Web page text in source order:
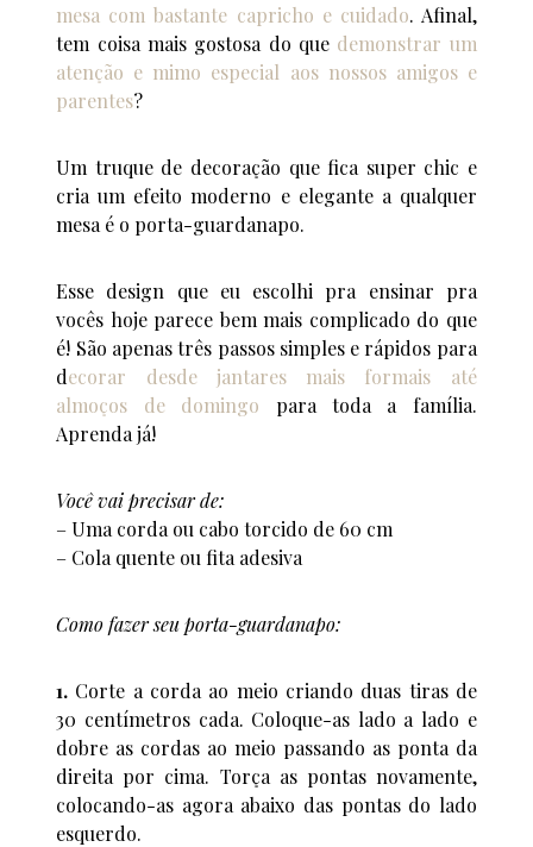
mesa com bastante capricho e cuidado. Afinal,
tem coisa mais gostosa do que demonstrar um
atenção e mimo especial aos nossos amigos e
parentes?
Um truque de decoração que fica super chic e
cria um efeito moderno e elegante a qualquer
mesa é o porta-guardanapo.
Esse design que eu escolhi pra ensinar pra
vocês hoje parece bem mais complicado do que
é! São apenas três passos simples e rápidos para
decorar desde jantares mais formais até
almoços de domingo para toda a família.
Aprenda já!
Você vai precisar de:
– Uma corda ou cabo torcido de 60 cm
– Cola quente ou fita adesiva
Como fazer seu porta-guardanapo:
1. Corte a corda ao meio criando duas tiras de
30 centímetros cada. Coloque-as lado a lado e
dobre as cordas ao meio passando as ponta da
direita por cima. Torça as pontas novamente,
colocando-as agora abaixo das pontas do lado
esquerdo.